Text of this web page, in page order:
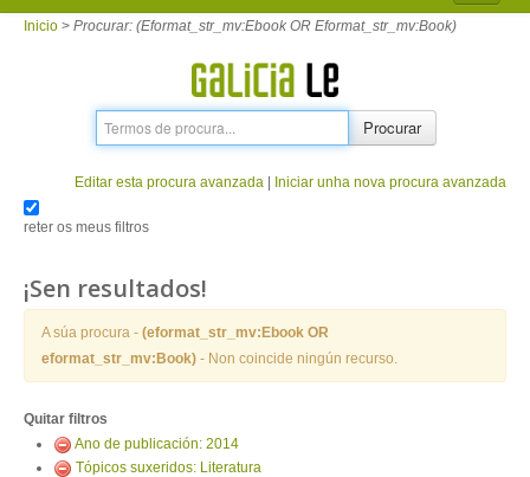
INICIO
PRÉSTAMO
ENTRAR
Inicio > Procurar: (Eformat_str_mv:Ebook OR Eformat_str_mv:Book)
Procurar
Editar esta procura avanzada Iniciar unha nova procura avanzada
reter os meus filtros
¡Sen resultados!
A súa procura - (eformat_str_mv:Ebook OR
eformat_str_mv:Book) - Non coincide ningún recurso.
Quitar filtros
Ano de publicación: 2014
Tópicos suxeridos: Literatura